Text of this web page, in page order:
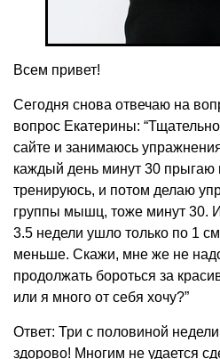
Всем привет!
Сегодня снова отвечаю на
вопрос Екатерины:
сайте и занимаюсь
каждый день минут 30 прыгаю
тренируюсь, и потом делаю
группы мышц, тоже минут 30.
3.5 недели ушло только по 1
меньше. Скажи, мне же не
продолжать бороться за
или я много от себя хочу?”
Ответ: Три с половиной
здорово! Многим не удается